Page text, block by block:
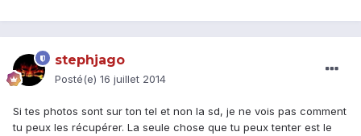
stephjago
Posté(e) 16 juillet 2014
Si tes photos sont sur ton tel et non la sd, je ne vois pas comment
tu peux les récupérer. La seule chose que tu peux tenter est le